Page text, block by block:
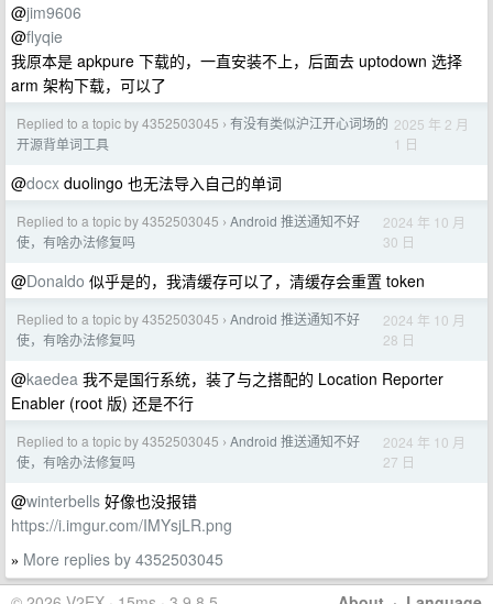
@jim9606
@flyqie
我原本是 apkpure 下载的，一直安装不上，后面去 uptodown 选择
arm 架构下载，可以了
Replied to a topic by 4352503045 › 有没有类似沪江开心词场的
开源背单词工具
2025 年 2 月
1 日
@docx duolingo 也无法导入自己的单词
Replied to a topic by 4352503045 › Android 推送通知不好
使，有啥办法修复吗
2024 年 10 月
30 日
@Donaldo 似乎是的，我清缓存可以了，清缓存会重置 token
Replied to a topic by 4352503045 › Android 推送通知不好
使，有啥办法修复吗
2024 年 10 月
28 日
@kaedea 我不是国行系统，装了与之搭配的 Location Reporter
Enabler (root 版) 还是不行
Replied to a topic by 4352503045 › Android 推送通知不好
使，有啥办法修复吗
2024 年 10 月
27 日
@winterbells 好像也没报错
https://i.imgur.com/IMYsjLR.png
» More replies by 4352503045